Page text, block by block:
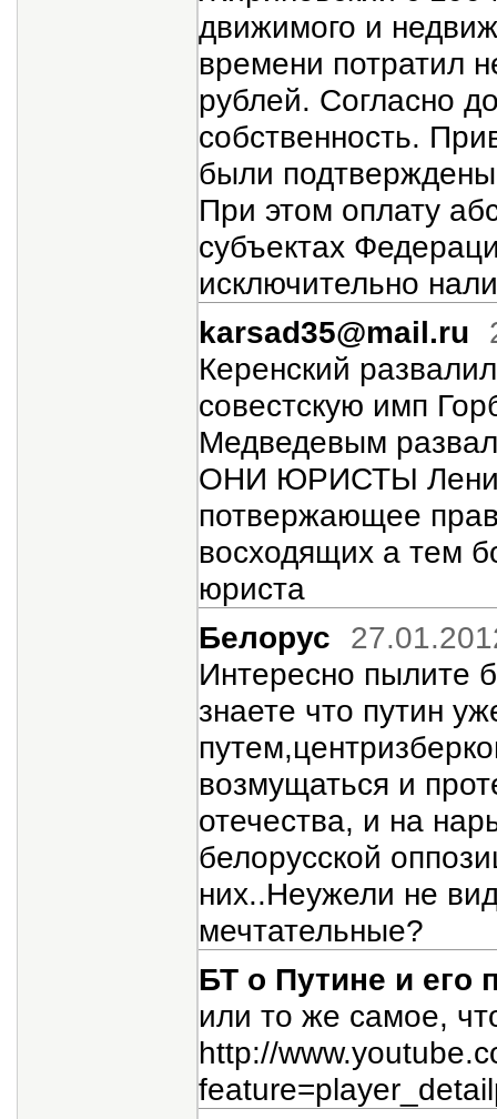
движимого и
времени потратил
рублей. Согласно
собственность.
были
При этом оплату
субъектах
исключительно
karsad35@mail.ru
Керенский
совестскую имп
Медведевым
ОНИ ЮРИСТЫ Ленин
потвержающее
восходящих а тем
юриста
Белорус
Интересно пылите
знаете что путин
возмущаться и
отечества, и на
белорусской
них..Неужели не
мечтательные?
БТ о Путине и его
или то же самое,
http://